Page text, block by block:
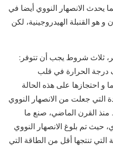
يحدث الانصهار النووي أيضا في
هو القنبلة الهيدروجينية، لكن
ثلاث شروط يجب أن تتوفر:
العالية (10 أضعاف درجة الحرارة في قلب
و احتجازها على هذه الحالة
التي جعلت من الانصهار النووي
منذ القرن الماضي، صنع ما
حيث تم بلوغ الانصهار النووي
تنتجها أقل من الطاقة التي